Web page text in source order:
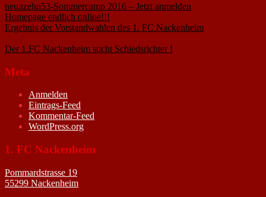
neunzehn53-Sommercamp 2016 – Jetzt anmelden
Homepage endlich online!!!
Ergebnis der Vorstandwahlen des 1. FC Nackenheim
Der 1.FC Nackenheim sucht Schiedsrichter !
Meta
Anmelden
Eintrags-Feed
Kommentar-Feed
WordPress.org
1. FC Nackenheim
Pommardstrasse 19
55299 Nackenheim